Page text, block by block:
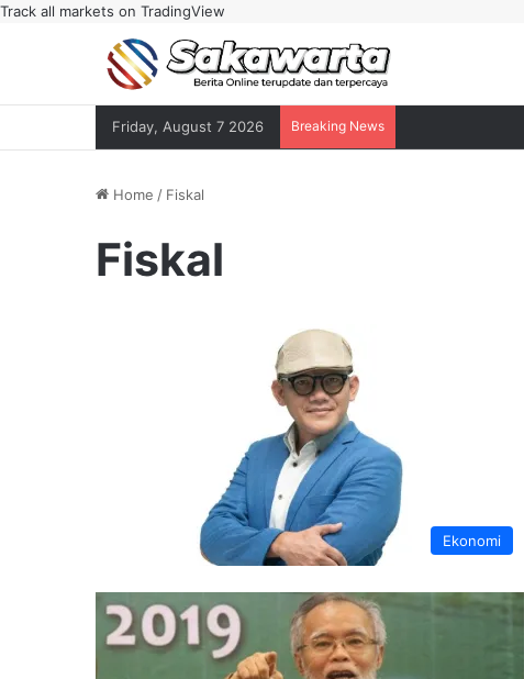
Track all markets on TradingView
Friday, August 7 2026 Breaking News
Home / Fiskal
Fiskal
Ekonomi